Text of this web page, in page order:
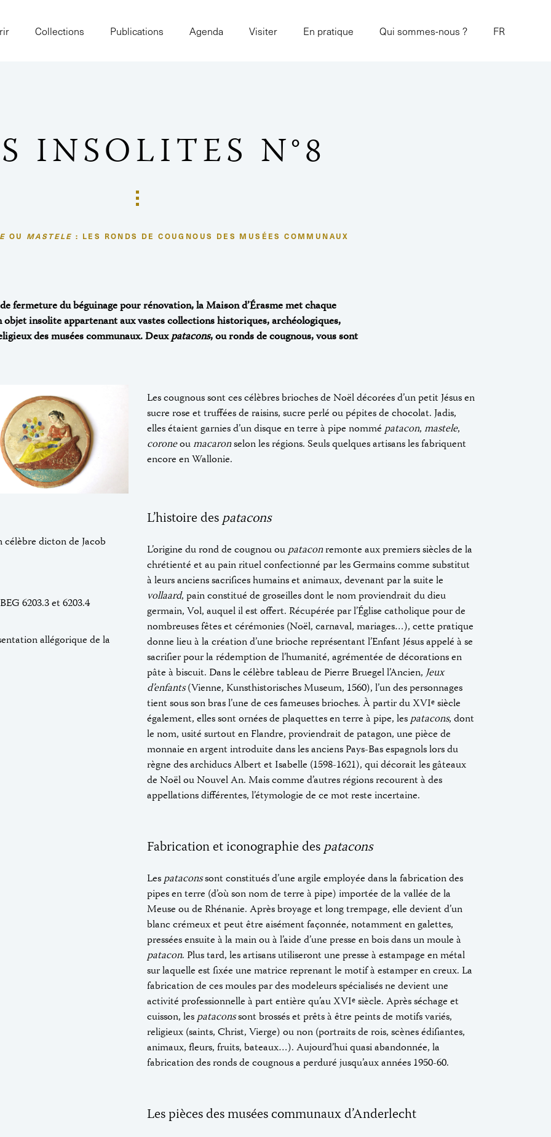
Collections Publications Agenda Visiter En pratique Qui sommes-nous ? FR
INSOLITES N°8
OU MASTELE : LES RONDS DE COUGNOUS DES MUSÉES COMMUNAUX
fermeture du béguinage pour rénovation, la Maison d’Érasme met chaque
objet insolite appartenant aux vastes collections historiques, archéologiques,
des musées communaux. Deuxpatacons, ou ronds de cougnous, vous sont
dicton de Jacob
6203.3 et 6203.4
allégorique de la
Les cougnous sont ces célèbres brioches de Noël décorées d’un petit Jésus en
sucre rose et truffées de raisins, sucre perlé ou pépites de chocolat. Jadis,
elles étaient garnies d’un disque en terre à pipe nommépatacon,mastele,
coroneoumacaronselon les régions. Seuls quelques artisans les fabriquent
encore en Wallonie.
L’histoire despatacons
L’origine du rond de cougnou oupataconremonte aux premiers siècles de la
chrétienté et au pain rituel confectionné par les Germains comme substitut
à leurs anciens sacrifices humains et animaux, devenant par la suite le
vollaard, pain constitué de groseilles dont le nom proviendrait du dieu
germain, Vol, auquel il est offert. Récupérée par l’Église catholique pour de
nombreuses fêtes et cérémonies (Noël, carnaval, mariages…), cette pratique
donne lieu à la création d’une brioche représentant l’Enfant Jésus appelé à se
sacrifier pour la rédemption de l’humanité, agrémentée de décorations en
pâte à biscuit. Dans le célèbre tableau de Pierre Bruegel l’Ancien,Jeux
d’enfants(Vienne, Kunsthistorisches Museum, 1560), l’un des personnages
tient sous son bras l’une de ces fameuses brioches. À partir du XVIesiècle
également, elles sont ornées de plaquettes en terre à pipe, lespatacons, dont
le nom, usité surtout en Flandre, proviendrait de patagon, une pièce de
monnaie en argent introduite dans les anciens Pays-Bas espagnols lors du
règne des archiducs Albert et Isabelle (1598-1621), qui décorait les gâteaux
de Noël ou Nouvel An. Mais comme d’autres régions recourent à des
appellations différentes, l’étymologie de ce mot reste incertaine.
Fabrication et iconographie despatacons
Lespataconssont constitués d’une argile employée dans la fabrication des
pipes en terre (d’où son nom de terre à pipe) importée de la vallée de la
Meuse ou de Rhénanie. Après broyage et long trempage, elle devient d’un
blanc crémeux et peut être aisément façonnée, notamment en galettes,
pressées ensuite à la main ou à l’aide d’une presse en bois dans un moule à
patacon. Plus tard, les artisans utiliseront une presse à estampage en métal
sur laquelle est fixée une matrice reprenant le motif à estamper en creux. La
fabrication de ces moules par des modeleurs spécialisés ne devient une
activité professionnelle à part entière qu’au XVIesiècle. Après séchage et
cuisson, lespataconssont brossés et prêts à être peints de motifs variés,
religieux (saints, Christ, Vierge) ou non (portraits de rois, scènes édifiantes,
animaux, fleurs, fruits, bateaux…). Aujourd’hui quasi abandonnée, la
fabrication des ronds de cougnous a perduré jusqu’aux années 1950-60.
Les pièces des musées communaux d’Anderlecht